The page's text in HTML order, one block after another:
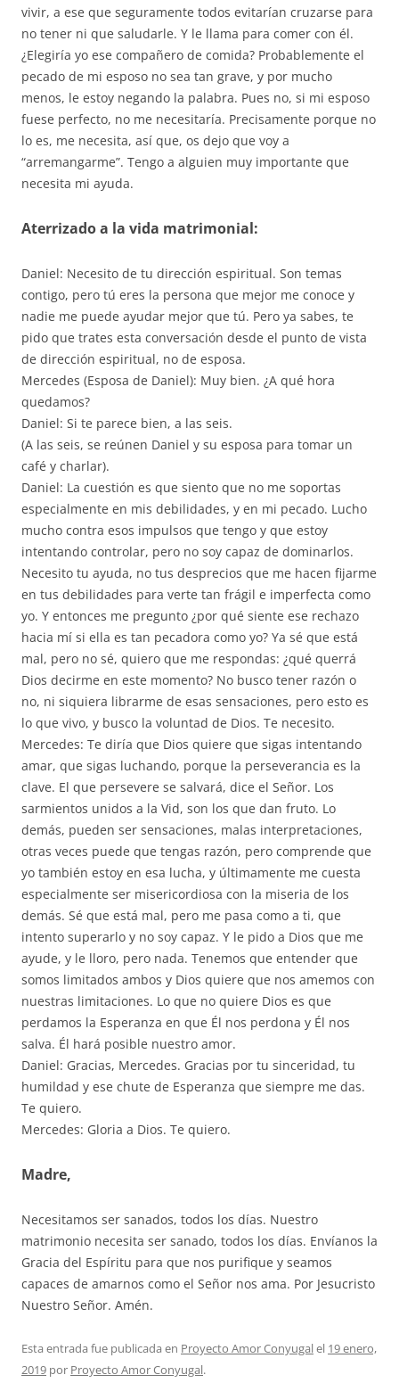
vivir, a ese que seguramente todos evitarían cruzarse para
no tener ni que saludarle. Y le llama para comer con él.
¿Elegiría yo ese compañero de comida? Probablemente el
pecado de mi esposo no sea tan grave, y por mucho
menos, le estoy negando la palabra. Pues no, si mi esposo
fuese perfecto, no me necesitaría. Precisamente porque no
lo es, me necesita, así que, os dejo que voy a
“arremangarme”. Tengo a alguien muy importante que
necesita mi ayuda.
Aterrizado a la vida matrimonial:
Daniel: Necesito de tu dirección espiritual. Son temas
contigo, pero tú eres la persona que mejor me conoce y
nadie me puede ayudar mejor que tú. Pero ya sabes, te
pido que trates esta conversación desde el punto de vista
de dirección espiritual, no de esposa.
Mercedes (Esposa de Daniel): Muy bien. ¿A qué hora
quedamos?
Daniel: Si te parece bien, a las seis.
(A las seis, se reúnen Daniel y su esposa para tomar un
café y charlar).
Daniel: La cuestión es que siento que no me soportas
especialmente en mis debilidades, y en mi pecado. Lucho
mucho contra esos impulsos que tengo y que estoy
intentando controlar, pero no soy capaz de dominarlos.
Necesito tu ayuda, no tus desprecios que me hacen fijarme
en tus debilidades para verte tan frágil e imperfecta como
yo. Y entonces me pregunto ¿por qué siente ese rechazo
hacia mí si ella es tan pecadora como yo? Ya sé que está
mal, pero no sé, quiero que me respondas: ¿qué querrá
Dios decirme en este momento? No busco tener razón o
no, ni siquiera librarme de esas sensaciones, pero esto es
lo que vivo, y busco la voluntad de Dios. Te necesito.
Mercedes: Te diría que Dios quiere que sigas intentando
amar, que sigas luchando, porque la perseverancia es la
clave. El que persevere se salvará, dice el Señor. Los
sarmientos unidos a la Vid, son los que dan fruto. Lo
demás, pueden ser sensaciones, malas interpretaciones,
otras veces puede que tengas razón, pero comprende que
yo también estoy en esa lucha, y últimamente me cuesta
especialmente ser misericordiosa con la miseria de los
demás. Sé que está mal, pero me pasa como a ti, que
intento superarlo y no soy capaz. Y le pido a Dios que me
ayude, y le lloro, pero nada. Tenemos que entender que
somos limitados ambos y Dios quiere que nos amemos con
nuestras limitaciones. Lo que no quiere Dios es que
perdamos la Esperanza en que Él nos perdona y Él nos
salva. Él hará posible nuestro amor.
Daniel: Gracias, Mercedes. Gracias por tu sinceridad, tu
humildad y ese chute de Esperanza que siempre me das.
Te quiero.
Mercedes: Gloria a Dios. Te quiero.
Madre,
Necesitamos ser sanados, todos los días. Nuestro
matrimonio necesita ser sanado, todos los días. Envíanos la
Gracia del Espíritu para que nos purifique y seamos
capaces de amarnos como el Señor nos ama. Por Jesucristo
Nuestro Señor. Amén.
Esta entrada fue publicada en Proyecto Amor Conyugalel 19 enero,
2019 por Proyecto Amor Conyugal.